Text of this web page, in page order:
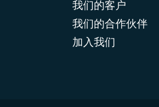
我们的客户
我们的合作伙伴
加入我们